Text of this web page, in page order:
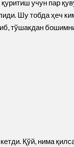
учун пар
Шу тобда ҳеч
тўшакдан
Қўй, нима